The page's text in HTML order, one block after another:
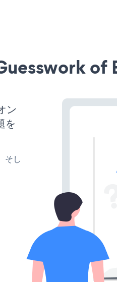
of
ン
を
そし